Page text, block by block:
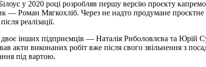
у 2020 році розробляв першу версію проєкту
— Роман Мягкохліб. Через не надто продумане
реалізації.
інших підприємців — Наталія Риболовлєва та Юрій
акти виконаних робіт вже після свого звільнення з
під вартою.